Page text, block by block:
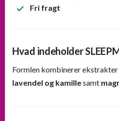
Fri fragt
Hvad indeholder
Formlen kombinerer
lavendel og kamillesamt